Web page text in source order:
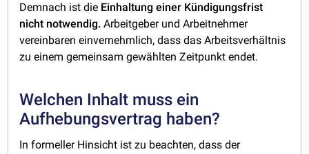
Demnach ist die Einhaltung einer Kündigungsfrist
nicht notwendig.Arbeitgeber und Arbeitnehmer
vereinbaren einvernehmlich, dass das Arbeitsverhältnis
zu einem gemeinsam gewählten Zeitpunkt endet.
Welchen Inhalt muss ein
Aufhebungsvertrag haben?
In formeller Hinsicht ist zu beachten, dass der